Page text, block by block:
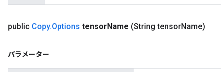
public Copy.Options tensorName (String tensorName)
パラメーター